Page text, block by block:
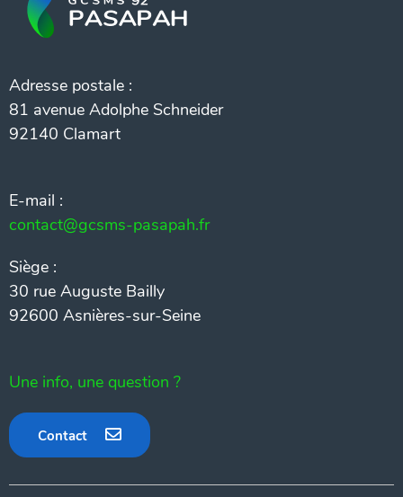
Adresse postale :
81 avenue Adolphe Schneider
92140 Clamart
E-mail :
contact@gcsms-pasapah.fr
Siège :
30 rue Auguste Bailly
92600 Asnières-sur-Seine
Une info, une question ?
Contact